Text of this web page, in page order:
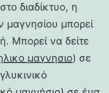
διαδίκτυο, η
μαγνησίου μπορεί
Μπορεί να δείτε
μαγνησιο) σε